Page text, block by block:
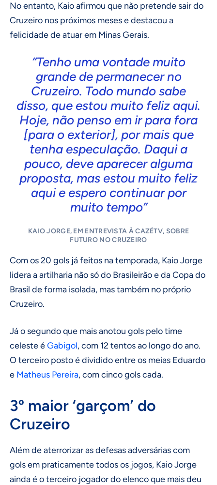
No entanto, Kaio afirmou que não pretende sair do
Cruzeiro nos próximos meses e destacou a
felicidade de atuar em Minas Gerais.
“Tenho uma vontade muito
grande de permanecer no
Cruzeiro. Todo mundo sabe
disso, que estou muito feliz aqui.
Hoje, não penso em ir para fora
[para o exterior], por mais que
tenha especulação. Daqui a
pouco, deve aparecer alguma
proposta, mas estou muito feliz
aqui e espero continuar por
muito tempo”
KAIO JORGE, EM ENTREVISTA À CAZÉTV, SOBRE
FUTURO NO CRUZEIRO
Com os 20 gols já feitos na temporada, Kaio Jorge
lidera a artilharia não só do Brasileirão e da Copa do
Brasil de forma isolada, mas também no próprio
Cruzeiro.
Já o segundo que mais anotou gols pelo time
celeste éGabigol, com 12 tentos ao longo do ano.
O terceiro posto é dividido entre os meias Eduardo
e Matheus Pereira, com cinco gols cada.
3º maior ‘garçom’ do
Cruzeiro
Além de aterrorizar as defesas adversárias com
gols em praticamente todos os jogos, Kaio Jorge
ainda é o terceiro jogador do elenco que mais deu